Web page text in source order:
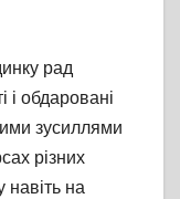
рад
і обдаровані
зусиллями
різних
навіть на